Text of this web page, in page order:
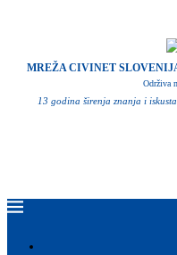
MREŽA CIVINET
Održiva
13 godina širenja znanja i